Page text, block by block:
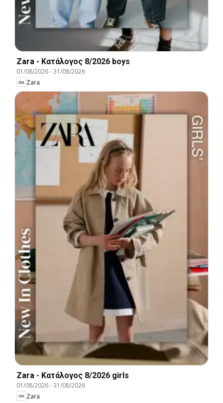
Zara - Kατάλογος 8/2026 boys
01/08/2026-31/08/2026
Zara
Zara - Kατάλογος 8/2026 girls
01/08/2026-31/08/2026
Zara